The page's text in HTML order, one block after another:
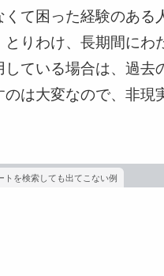
くて困った経験のある
とりわけ、長期間にわ
している場合は、過去
のは大変なので、非現
トを検索しても出てこない例